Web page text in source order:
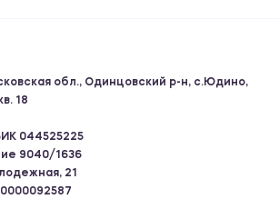
обл., Одинцовский р-н, с.Юдино,
18
044525225
9040/1636
21